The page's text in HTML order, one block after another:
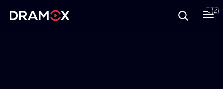
🇨🇿